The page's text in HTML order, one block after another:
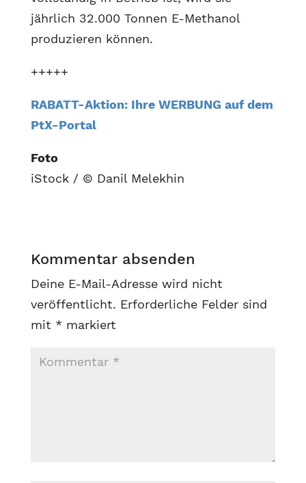
jährlich 32.000 Tonnen E-Methanol
produzieren können.
+++++
RABATT-Aktion: Ihre WERBUNG auf dem
PtX-Portal
Foto
iStock / © Danil Melekhin
Kommentar absenden
Deine E-Mail-Adresse wird nicht
veröffentlicht. Erforderliche Felder sind
mit * markiert